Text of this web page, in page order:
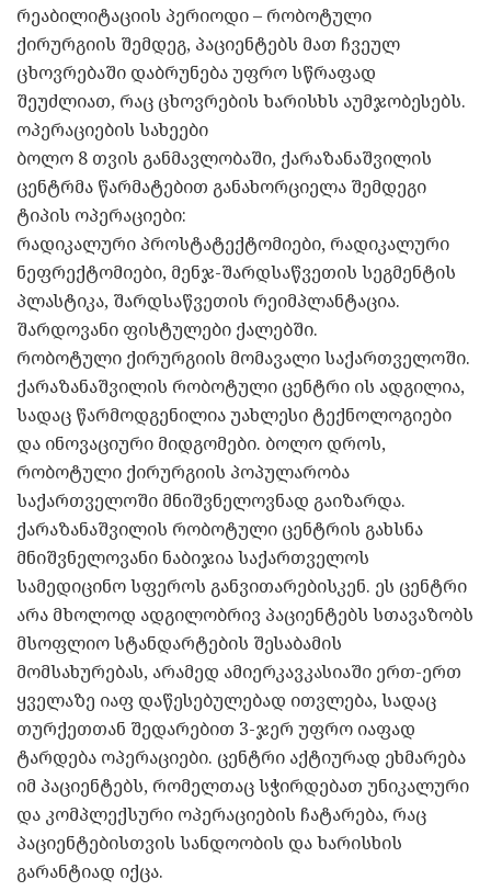
რეაბილიტაციის პერიოდი – რობოტული
ქირურგიის შემდეგ, პაციენტებს მათ ჩვეულ
ცხოვრებაში დაბრუნება უფრო სწრაფად
შეუძლიათ, რაც ცხოვრების ხარისხს აუმჯობესებს.
ოპერაციების სახეები
ბოლო 8 თვის განმავლობაში, ქარაზანაშვილის
ცენტრმა წარმატებით განახორციელა შემდეგი
ტიპის ოპერაციები:
რადიკალური პროსტატექტომიები, რადიკალური
ნეფრექტომიები, მენჯ-შარდსაწვეთის სეგმენტის
პლასტიკა, შარდსაწვეთის რეიმპლანტაცია.
შარდოვანი ფისტულები ქალებში.
რობოტული ქირურგიის მომავალი საქართველოში.
ქარაზანაშვილის რობოტული ცენტრი ის ადგილია,
სადაც წარმოდგენილია უახლესი ტექნოლოგიები
და ინოვაციური მიდგომები. ბოლო დროს,
რობოტული ქირურგიის პოპულარობა
საქართველოში მნიშვნელოვნად გაიზარდა.
ქარაზანაშვილის რობოტული ცენტრის გახსნა
მნიშვნელოვანი ნაბიჯია საქართველოს
სამედიცინო სფეროს განვითარებისკენ. ეს ცენტრი
არა მხოლოდ ადგილობრივ პაციენტებს სთავაზობს
მსოფლიო სტანდარტების შესაბამის
მომსახურებას, არამედ ამიერკავკასიაში ერთ-ერთ
ყველაზე იაფ დაწესებულებად ითვლება, სადაც
თურქეთთან შედარებით 3-ჯერ უფრო იაფად
ტარდება ოპერაციები. ცენტრი აქტიურად ეხმარება
იმ პაციენტებს, რომელთაც სჭირდებათ უნიკალური
და კომპლექსური ოპერაციების ჩატარება, რაც
პაციენტებისთვის სანდოობის და ხარისხის
გარანტიად იქცა.